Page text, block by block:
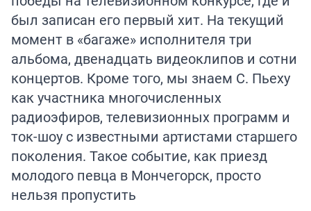
был записан его первый хит. На текущий
момент в «багаже» исполнителя три
альбома, двенадцать видеоклипов и сотни
концертов. Кроме того, мы знаем С. Пьеху
как участника многочисленных
радиоэфиров, телевизионных программ и
ток-шоу с известными артистами старшего
поколения. Такое событие, как приезд
молодого певца в Мончегорск, просто
нельзя пропустить